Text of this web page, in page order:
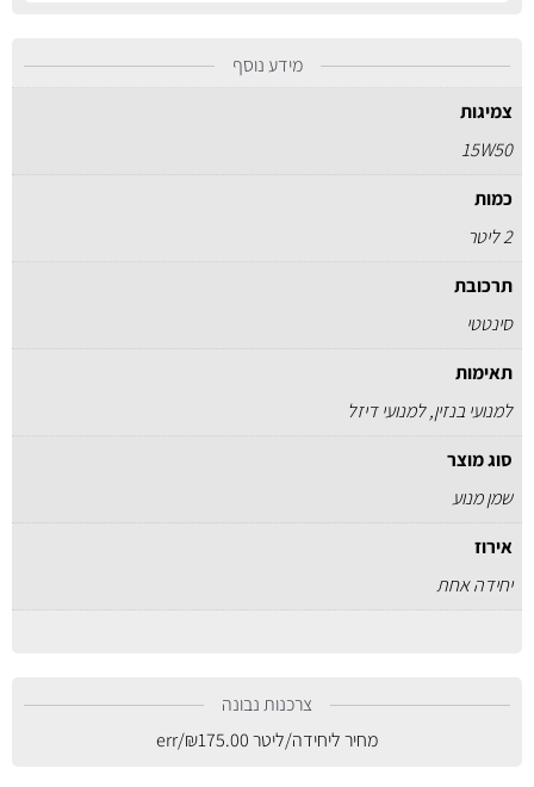
מידע נוסף
צמיגות
15W50
כמות
2 ליטר
תרכובת
סינטטי
תאימות
למנועי בנזין, למנועי דיזל
סוג מוצר
שמן מנוע
אירוז
יחידה אחת
צרכנות נבונה
מחיר ליחידה/ליטר
₪175.00
/err